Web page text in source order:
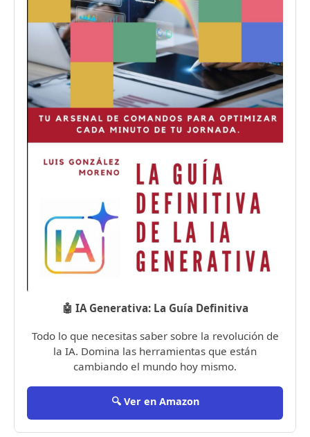
🤖 IA Generativa: La Guía Definitiva
Todo lo que necesitas saber sobre la revolución de
la IA. Domina las herramientas que están
cambiando el mundo hoy mismo.
🔍 Ver en Amazon